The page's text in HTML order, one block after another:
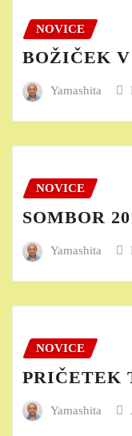
NOVICE
BOŽIČEK
Yamashita
NOVICE
SOMBOR
Yamashita
NOVICE
PRIČETEK
Yamashita